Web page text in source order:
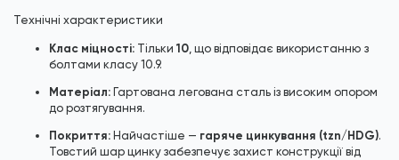
Технічні характеристики
Клас міцності: Тільки 10 , що відповідає використанню з
болтами класу 10.9.
Матеріал: Гартована легована сталь із високим опором
до розтягування.
Покриття: Найчастіше — гаряче цинкування (tzn/HDG).
Товстий шар цинку забезпечує захист конструкції від